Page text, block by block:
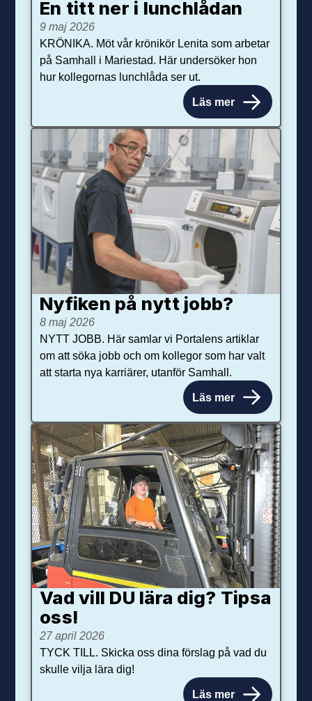
En titt ner i lunchlådan
9 maj 2026
KRÖNIKA. Möt vår krönikör Lenita som arbetar
på Samhall i Mariestad. Här undersöker hon
hur kollegornas lunchlåda ser ut.
Läs mer
Nyfiken på nytt jobb?
8 maj 2026
NYTT JOBB. Här samlar vi Portalens artiklar
om att söka jobb och om kollegor som har valt
att starta nya karriärer, utanför Samhall.
Läs mer
Vad vill DU lära dig? Tipsa
oss!
27 april 2026
TYCK TILL. Skicka oss dina förslag på vad du
skulle vilja lära dig!
Läs mer